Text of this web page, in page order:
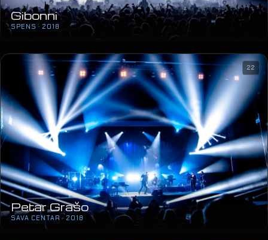
Gibonni
SPENS · 2018
Petar Grašo
SAVA CENTAR · 2018
22